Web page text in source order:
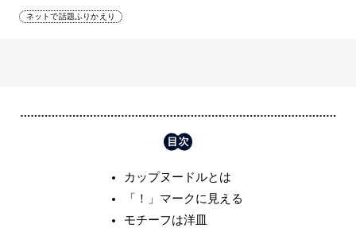
ネットで話題ふりかえり
カップヌードルとは
「！」マークに見える
モチーフは洋皿